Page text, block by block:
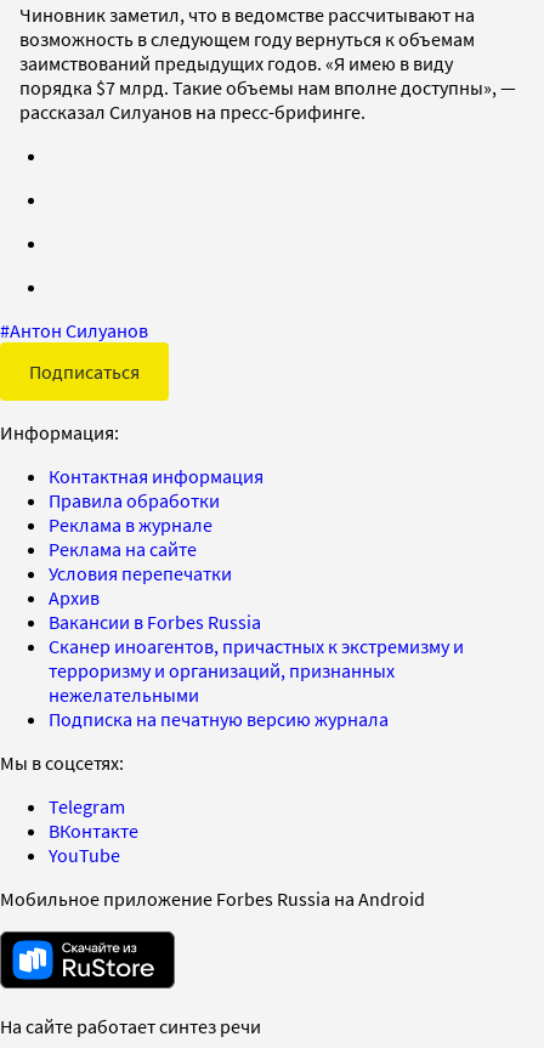
Чиновник заметил, что в ведомстве рассчитывают на
возможность в следующем году вернуться к объемам
заимствований предыдущих годов. «Я имею в виду
порядка $7 млрд. Такие объемы нам вполне доступны», —
рассказал Силуанов на пресс-брифинге.
#Антон Силуанов
Подписаться
Информация:
Контактная информация
Правила обработки
Реклама в журнале
Реклама на сайте
Условия перепечатки
Архив
Вакансии в Forbes Russia
Сканер иноагентов, причастных к экстремизму и
терроризму и организаций, признанных
нежелательными
Подписка на печатную версию журнала
Мы в соцсетях:
Telegram
ВКонтакте
YouTube
Мобильное приложение Forbes Russia на Android
На сайте работает синтез речи